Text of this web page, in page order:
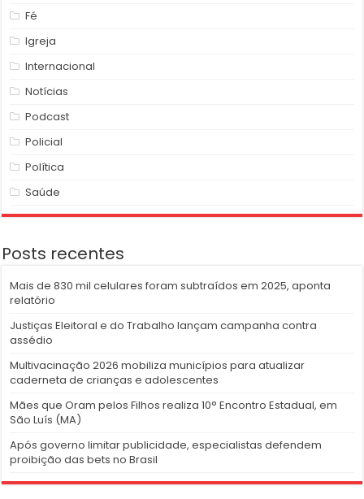
Fé
Igreja
Internacional
Notícias
Podcast
Policial
Política
Saúde
Posts recentes
Mais de 830 mil celulares foram subtraídos em 2025, aponta
relatório
Justiças Eleitoral e do Trabalho lançam campanha contra
assédio
Multivacinação 2026 mobiliza municípios para atualizar
caderneta de crianças e adolescentes
Mães que Oram pelos Filhos realiza 10° Encontro Estadual, em
São Luís (MA)
Após governo limitar publicidade, especialistas defendem
proibição das bets no Brasil